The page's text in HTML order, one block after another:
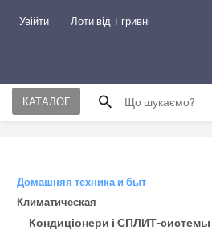
Увійти Лоти від 1 гривні
КАТАЛОГ
Домашняя техника и быт
Климатическая
Кондиціонери і СПЛИТ-системы